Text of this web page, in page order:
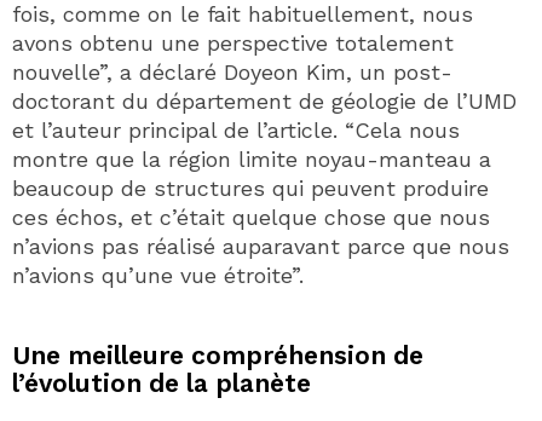
fois, comme on le fait habituellement, nous
avons obtenu une perspective totalement
nouvelle”, a déclaré Doyeon Kim, un post-
doctorant du département de géologie de l’UMD
et l’auteur principal de l’article. “Cela nous
montre que la région limite noyau-manteau a
beaucoup de structures qui peuvent produire
ces échos, et c’était quelque chose que nous
n’avions pas réalisé auparavant parce que nous
n’avions qu’une vue étroite”.
Une meilleure compréhension de
l’évolution de la planète